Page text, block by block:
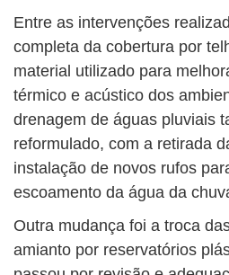
Entre as intervenções
completa da cobertura por
material utilizado para
térmico e acústico dos
drenagem de águas pluviais
reformulado, com a retirada
instalação de novos rufos
escoamento da água da
Outra mudança foi a troca
amianto por reservatórios